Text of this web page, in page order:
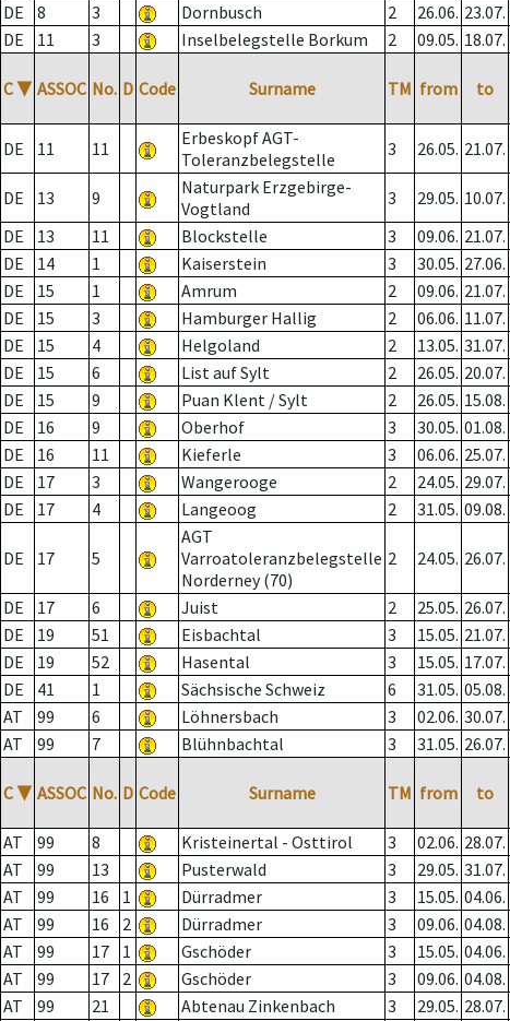
DE
8 3 Dornbusch 2 26.06. 23.07.
DE
11 3 Inselbelegstelle Borkum 2 09.05. 18.07.
C ▼ ASSOC No. D Code Surname TM from to
DE 11 11
Erbeskopf AGT-
Toleranzbelegstelle
3 26.05. 21.07.
DE 13 9
Naturpark Erzgebirge-
Vogtland
3 29.05. 10.07.
DE
13 11 Blockstelle 3 09.06. 21.07.
DE
14 1 Kaiserstein 3 30.05. 27.06.
DE
15 1 Amrum 2 09.06. 21.07.
DE
15 3 Hamburger Hallig 2 06.06. 11.07.
DE
15 4 Helgoland 2 13.05. 31.07.
DE
15 6 List auf Sylt 2 26.05. 20.07.
DE
15 9 Puan Klent / Sylt 2 26.05. 15.08.
DE
16 9 Oberhof 3 30.05. 01.08.
DE
16 11 Kieferle 3 06.06. 25.07.
DE
17 3 Wangerooge 2 24.05. 29.07.
DE
17 4 Langeoog 2 31.05. 09.08.
DE 17 5
AGT
Varroatoleranzbelegstelle
Norderney (70)
2 24.05. 26.07.
DE 17 6 Juist 2 25.05. 26.07.
DE
19 51 Eisbachtal 3 15.05. 21.07.
DE
19 52 Hasental 3 15.05. 17.07.
DE
41 1 Sächsische Schweiz 6 31.05. 05.08.
AT
99 6 Löhnersbach 3 02.06. 30.07.
AT
99 7 Blühnbachtal 3 31.05. 26.07.
C ▼ ASSOC No. D Code Surname TM from to
AT
99 8 Kristeinertal - Osttirol 3 02.06. 28.07.
AT
99 13 Pusterwald 3 29.05. 31.07.
AT
99 16 1 Dürradmer 3 15.05. 04.06.
AT
99 16 2 Dürradmer 3 09.06. 04.08.
AT
99 17 1 Gschöder 3 15.05. 04.06.
AT
99 17 2 Gschöder 3 09.06. 04.08.
AT
99 21 Abtenau Zinkenbach 3 29.05. 28.07.